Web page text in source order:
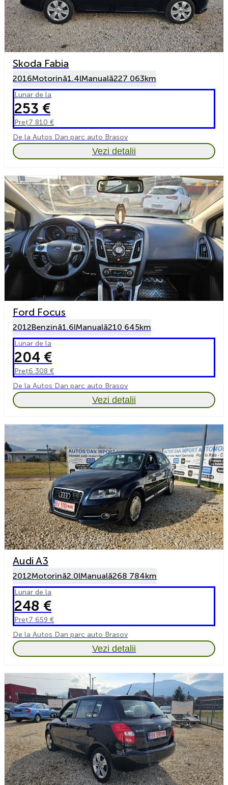
Skoda Fabia
2016Motorină1.4lManuală227 063km
Lunar de la
253 €
Preț7 810 €
De la Autos Dan parc auto Brasov
Vezi detalii
Ford Focus
2012Benzină1.6lManuală210 645km
Lunar de la
204 €
Preț6 308 €
De la Autos Dan parc auto Brasov
Vezi detalii
Audi A3
2012Motorină2.0lManuală268 784km
Lunar de la
248 €
Preț7 659 €
De la Autos Dan parc auto Brasov
Vezi detalii